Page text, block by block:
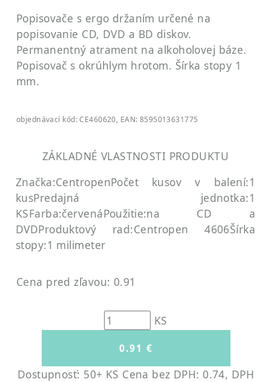
Popisovače s ergo držaním určené na
popisovanie CD, DVD a BD diskov.
Permanentný atrament na alkoholovej báze.
Popisovač s okrúhlym hrotom. Šírka stopy 1
mm.
objednávací kód: CE460620, EAN: 8595013631775
ZÁKLADNÉ VLASTNOSTI PRODUKTU
Značka:CentropenPočet kusov v balení:1
kusPredajná jednotka:1
KSFarba:červenáPoužitie:na CD a
DVDProduktový rad:Centropen 4606Šírka
stopy:1 milimeter
Cena pred zľavou: 0.91
KS
Dostupnosť: 50+ KS Cena bez DPH: 0.74, DPH